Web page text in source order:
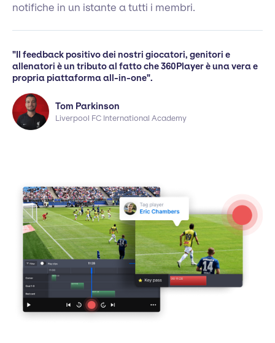
notifiche in un istante a tutti i membri.
"Il feedback positivo dei nostri giocatori, genitori e
allenatori è un tributo al fatto che 360Player è una vera e
propria piattaforma all-in-one".
Tom Parkinson
Liverpool FC International Academy